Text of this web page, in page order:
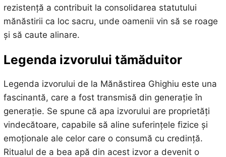
rezistență a contribuit la consolidarea statutului
mănăstirii ca loc sacru, unde oamenii vin să se roage
și să caute alinare.
Legenda izvorului tămăduitor
Legenda izvorului de la Mănăstirea Ghighiu este una
fascinantă, care a fost transmisă din generație în
generație. Se spune că apa izvorului are proprietăți
vindecătoare, capabile să aline suferințele fizice și
emoționale ale celor care o consumă cu credință.
Ritualul de a bea apă din acest izvor a devenit o